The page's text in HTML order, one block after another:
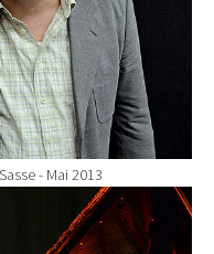
- Mai 2013